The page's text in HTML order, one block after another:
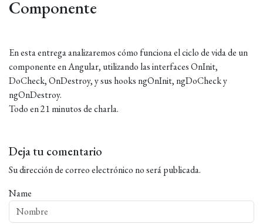
Componente
En esta entrega analizaremos cómo funciona el ciclo de vida de un
componente en Angular, utilizando las interfaces OnInit,
DoCheck, OnDestroy, y sus hooks ngOnInit, ngDoCheck y
ngOnDestroy.
Todo en 21 minutos de charla.
Deja tu comentario
Su dirección de correo electrónico no será publicada.
Name